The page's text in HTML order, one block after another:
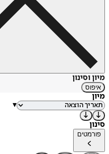
מיון וסינון
איפוס
מיון
▾
סינון
פורמטים